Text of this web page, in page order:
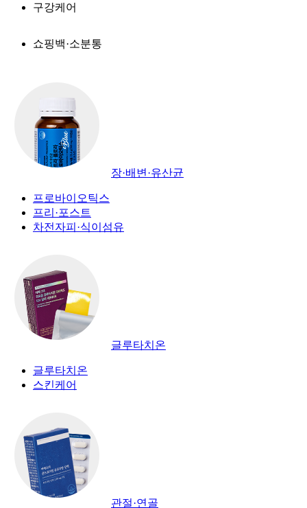
구강케어
쇼핑백·소분통
장·배변·유산균
프로바이오틱스
프리·포스트
차전자피·식이섬유
글루타치온
글루타치온
스킨케어
관절·연골